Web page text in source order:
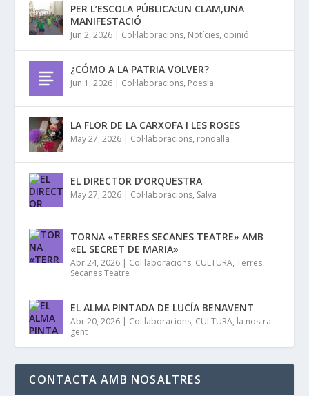
PER L’ESCOLA PÚBLICA:UN CLAM,UNA
MANIFESTACIÓ
Jun 2, 2026 | Col·laboracions, Notícies, opinió
¿CÓMO A LA PATRIA VOLVER?
Jun 1, 2026 | Col·laboracions, Poesia
LA FLOR DE LA CARXOFA I LES ROSES
May 27, 2026 | Col·laboracions, rondalla
EL DIRECTOR D’ORQUESTRA
May 27, 2026 | Col·laboracions, Salva
TORNA «TERRES SECANES TEATRE» AMB
«EL SECRET DE MARIA»
Abr 24, 2026 | Col·laboracions, CULTURA,Terres
Secanes Teatre
EL ALMA PINTADA DE LUCÍA BENAVENT
Abr 20, 2026 | Col·laboracions, CULTURA, la nostra
gent
CONTACTA AMB NOSALTRES